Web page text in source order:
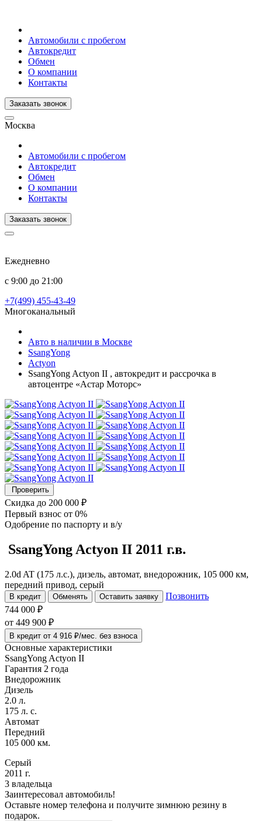
Автомобили с пробегом
Автокредит
Обмен
О компании
Контакты
Заказать звонок
Москва
Автомобили с пробегом
Автокредит
Обмен
О компании
Контакты
Заказать звонок
Ежедневно
с 9:00 до 21:00
+7(499) 455-43-49
Многоканальный
Авто в наличии в Москве
SsangYong
Actyon
SsangYong Actyon II , автокредит и рассрочка в
автоцентре «Астар Моторс»
Проверить
Скидка до 200 000 ₽
Первый взнос от 0%
Одобрение по паспорту и в/у
SsangYong Actyon II 2011 г.в.
2.0d AT (175 л.с.), дизель, автомат, внедорожник, 105 000 км,
передний привод, серый
В кредит Обменять Оставить заявку
Позвонить
744 000 ₽
от 449 900 ₽
В кредит от 4 916 ₽/мес. без взноса
Основные характеристики
SsangYong Actyon II
Гарантия 2 года
Внедорожник
Дизель
2.0 л.
175 л. с.
Автомат
Передний
105 000 км.
Серый
2011 г.
3 владельца
Заинтересовал автомобиль!
Оставьте номер телефона и получите зимнюю резину в
подарок.